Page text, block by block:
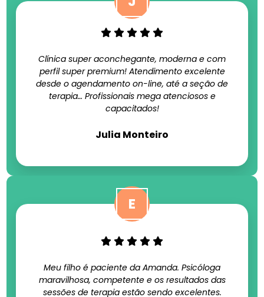
Clínica super aconchegante, moderna e com
perfil super premium! Atendimento excelente
desde o agendamento on-line, até a seção de
terapia… Profissionais mega atenciosos e
capacitados!
Julia Monteiro
Meu filho é paciente da Amanda. Psicóloga
maravilhosa, competente e os resultados das
sessões de terapia estão sendo excelentes.